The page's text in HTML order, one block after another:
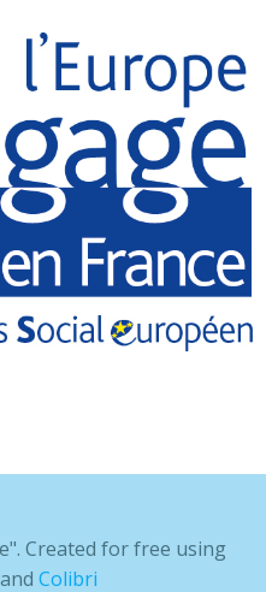
Created for free using
Colibri